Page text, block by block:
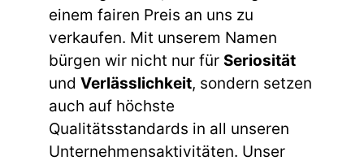
einem fairen Preis an uns zu
verkaufen. Mit unserem Namen
bürgen wir nicht nur für Seriosität
und Verlässlichkeit, sondern setzen
auch auf höchste
Qualitätsstandards in all unseren
Unternehmensaktivitäten. Unser